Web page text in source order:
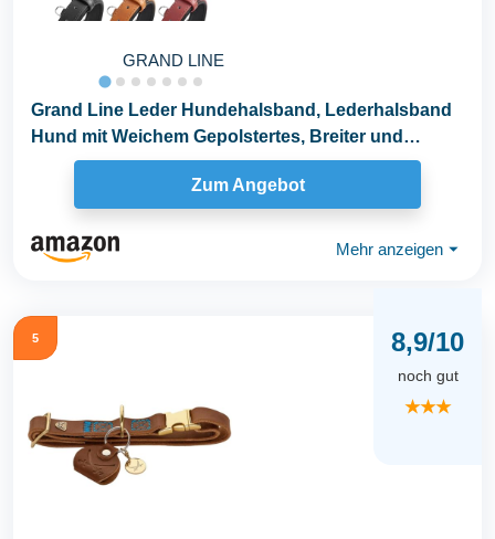
GRAND LINE
Grand Line Leder Hundehalsband, Lederhalsband
Hund mit Weichem Gepolstertes, Breiter und
Dicker...
Zum Angebot
Mehr anzeigen ⏷
5 8,9/10
noch gut
★★★